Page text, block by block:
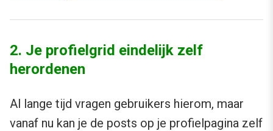
2. Je profielgrid eindelijk zelf
herordenen
Al lange tijd vragen gebruikers hierom, maar
vanaf nu kan je de posts op je profielpagina zelf